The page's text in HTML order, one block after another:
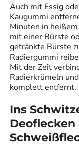
Auch mit Essig
Kaugummi
Minuten in
mit einer Bürste
getränkte Bürste
Radiergummi
Mit der Zeit
Radierkrümeln
komplett entfernt.
Ins